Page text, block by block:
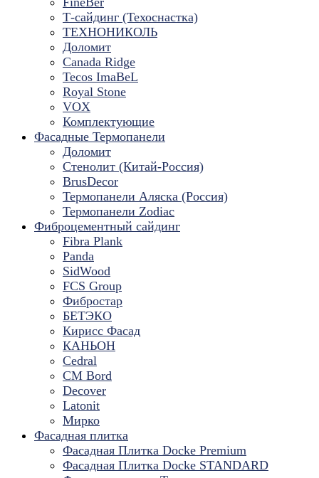
Т-сайдинг (Техоснастка)
ТЕХНОНИКОЛЬ
Доломит
Canada Ridge
Tecos ImaBeL
Royal Stone
VOX
Комплектующие
Фасадные Термопанели
Доломит
Стенолит (Китай-Россия)
BrusDecor
Термопанели Аляска (Россия)
Термопанели Zodiac
Фиброцементный сайдинг
Fibra Plank
Panda
SidWood
FCS Group
Фибростар
БЕТЭКО
Кирисс Фасад
КАНЬОН
Cedral
CM Bord
Decover
Latonit
Мирко
Фасадная плитка
Фасадная Плитка Docke Premium
Фасадная Плитка Docke STANDARD